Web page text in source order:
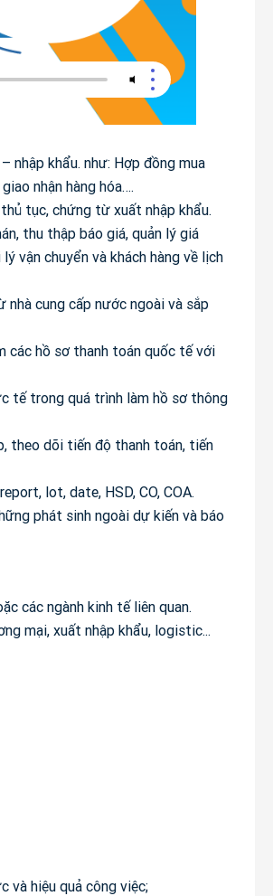
khẩu. như: Hợp đồng mua
nhận hàng hóa….
tục, chứng từ xuất nhập khẩu.
thu thập báo giá, quản lý giá
vận chuyển và khách hàng về lịch
nhà cung cấp nước ngoài và sắp
các hồ sơ thanh toán quốc tế với
tế trong quá trình làm hồ sơ thông
theo dõi tiến độ thanh toán, tiến
lot, date, HSD, CO, COA.
phát sinh ngoài dự kiến và báo
các ngành kinh tế liên quan.
mại, xuất nhập khẩu, logistic...
và hiệu quả công việc;